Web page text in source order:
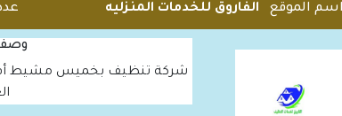
اسم الموقع الفاروق للخدمات المنزليه
شركة تنظيف بخميس مشيط